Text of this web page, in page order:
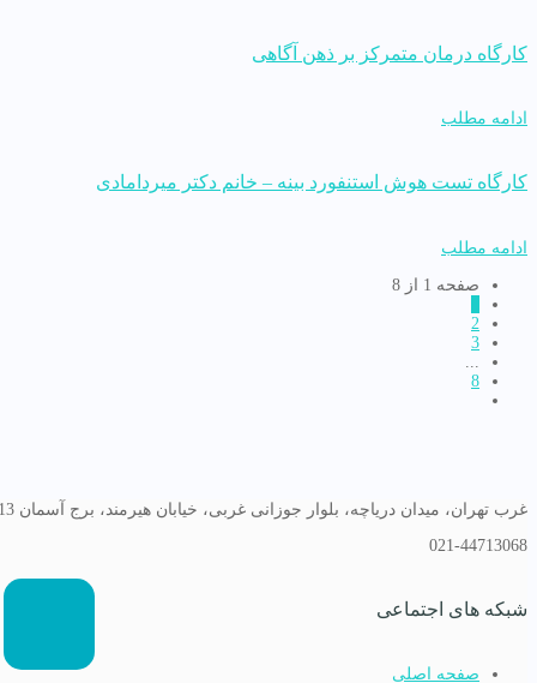
کارگاه درمان متمرکز بر ذهن آگاهی
ادامه مطلب
کارگاه تست هوش استنفورد بینه – خانم دکتر میردامادی
ادامه مطلب
صفحه 1 از 8
غرب تهران، میدان دریاچه، بلوار جوزانی غربی، خیابان هیرمند، برج آسمان 13
021-44713068
شبکه های اجتماعی
صفحه اصلی